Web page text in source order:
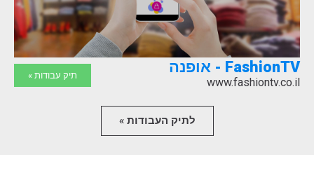
FashionTV - אופנה
www.fashiontv.co.il
תיק עבודות »
לתיק העבודות »